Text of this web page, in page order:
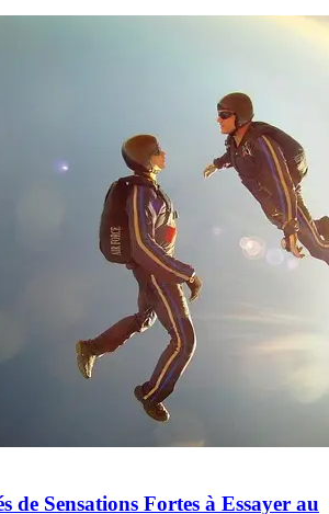
de Sensations Fortes à Essayer au